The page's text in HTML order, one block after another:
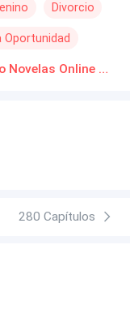
mentira que por
y, con una
¿no has
influencia de
de matrimonio
la había
y le dijo con
qué? Ella se
de los
amado como a
Divorcio
Oportunidad
En los brazos de mi caballero Santoro Novelas Online Descarga gratuita de PDF
280 Capítulos